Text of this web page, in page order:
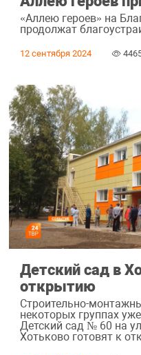
«Аллею героев» на
продолжат
12 сентября 2024
Детский сад в
открытию
Строительно-
некоторых группах
Детский сад № 60 на
Хотьково готовят к